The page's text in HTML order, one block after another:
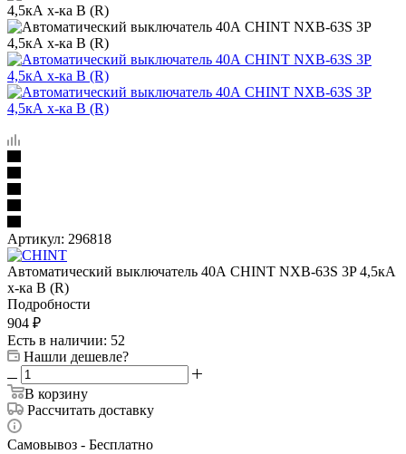
Артикул: 296818
Автоматический выключатель 40А CHINT NXB-63S 3P 4,5кА
х-ка B (R)
Подробности
904 ₽
Есть в наличии: 52
Нашли дешевле?
В корзину
Рассчитать доставку
Самовывоз - Бесплатно